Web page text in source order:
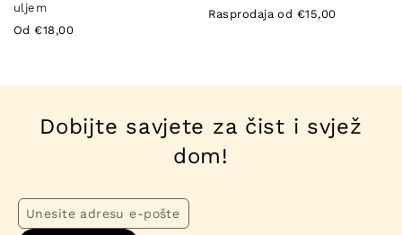
uljem
Od €18,00
Rasprodaja od €15,00
Dobijte savjete za čist i svjež
dom!